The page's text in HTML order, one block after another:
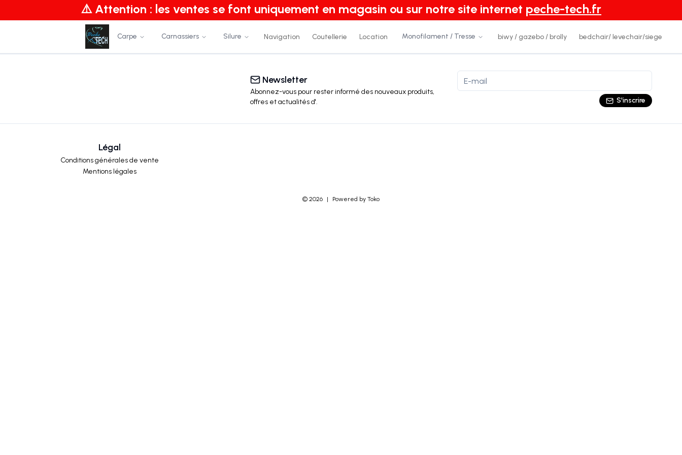
⚠️ Attention : les ventes se font uniquement en magasin ou sur notre site internet peche-tech.fr
Carpe Carnassiers Silure Navigation Coutellerie Location Monofilament / Tresse biwy / gazebo / brolly bedchair/ levechair/siege
Newsletter
Abonnez-vous pour rester informé des nouveaux produits,
offres et actualitésd'. S'inscrire
Légal
Conditions générales de vente
Mentions légales
© 2026 | Powered by Toko